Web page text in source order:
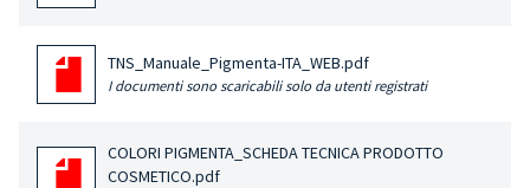
TNS_Manuale_Pigmenta-ITA_WEB.pdf
I documenti sono scaricabili solo da utenti registrati
COLORI PIGMENTA_SCHEDA TECNICA PRODOTTO
COSMETICO.pdf